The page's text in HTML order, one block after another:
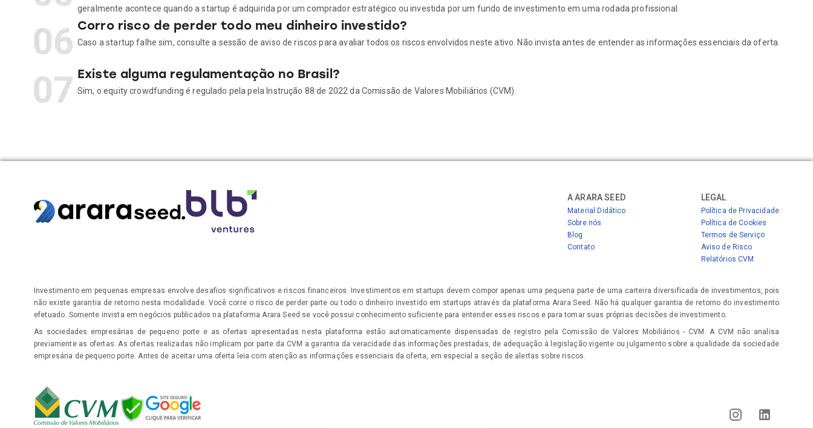
geralmente acontece quando a startup é adquirida por um comprador estratégico ou investida por um fundo de investimento em uma rodada profissional.
Corro risco de perder todo meu dinheiro investido?
Caso a startup falhe sim, consulte a sessão de aviso de riscos para avaliar todos os riscos envolvidos neste ativo. Não invista antes de entender as informações essenciais da oferta.
Existe alguma regulamentação no Brasil?
Sim, o equity crowdfunding é regulado pela pela Instrução 88 de 2022 da Comissão de Valores Mobiliários (CVM).
A ARARA SEED
Material Didático
Sobre nós
Blog
Contato
LEGAL
Política de Privacidade
Política de Cookies
Termos de Serviço
Aviso de Risco
Relatórios CVM
Investimento em pequenas empresas envolve desafios significativos e riscos financeiros. Investimentos em startups devem compor apenas uma pequena parte de uma carteira diversificada de investimentos, pois
não existe garantia de retorno nesta modalidade. Você corre o risco de perder parte ou todo o dinheiro investido em startups através da plataforma Arara Seed. Não há qualquer garantia de retorno do investimento
efetuado. Somente invista em negócios publicados na plataforma Arara Seed se você possui conhecimento suficiente para entender esses riscos e para tomar suas próprias decisões de investimento.
As sociedades empresárias de pequeno porte e as ofertas apresentadas nesta plataforma estão automaticamente dispensadas de registro pela Comissão de Valores Mobiliários - CVM. A CVM não analisa
previamente as ofertas. As ofertas realizadas não implicam por parte da CVM a garantia da veracidade das informações prestadas, de adequação à legislação vigente ou julgamento sobre a qualidade da sociedade
empresária de pequeno porte. Antes de aceitar uma oferta leia com atenção as informações essenciais da oferta, em especial a seção de alertas sobre riscos.